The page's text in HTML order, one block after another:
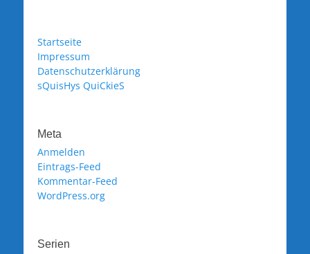
Startseite
Impressum
Datenschutzerklärung
sQuisHys QuiCkieS
Meta
Anmelden
Eintrags-Feed
Kommentar-Feed
WordPress.org
Serien